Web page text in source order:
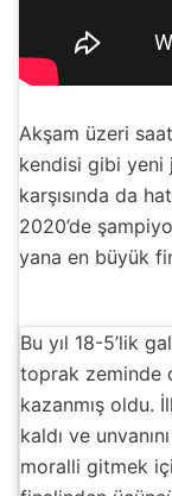
Akşam üzeri
kendisi gibi yeni
karşısında da
2020’de
yana en büyük
Bu yıl 18-5’lik
toprak zeminde
kazanmış oldu.
kaldı ve
moralli gitmek